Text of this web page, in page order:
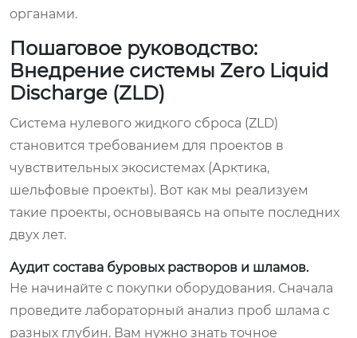
органами.
Пошаговое руководство:
Внедрение системы Zero Liquid
Discharge (ZLD)
Система нулевого жидкого сброса (ZLD)
становится требованием для проектов в
чувствительных экосистемах (Арктика,
шельфовые проекты). Вот как мы реализуем
такие проекты, основываясь на опыте последних
двух лет.
Аудит состава буровых растворов и шламов.
Не начинайте с покупки оборудования. Сначала
проведите лабораторный анализ проб шлама с
разных глубин. Вам нужно знать точное